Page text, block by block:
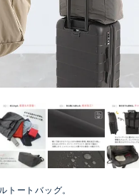
トートバッグ。